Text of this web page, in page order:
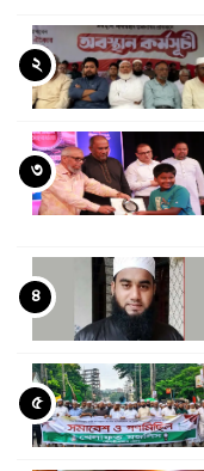
২
৩
৪
৫